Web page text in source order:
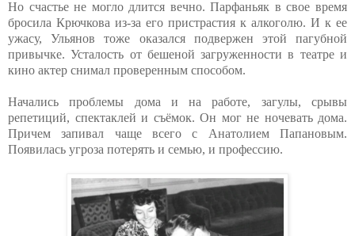
Но счастье не могло длится вечно. Парфаньяк в свое время
бросила Крючкова из-за его пристрастия к алкоголю. И к ее
ужасу, Ульянов тоже оказался подвержен этой пагубной
привычке. Усталость от бешеной загруженности в театре и
кино актер снимал проверенным способом.
Начались проблемы дома и на работе, загулы, срывы
репетиций, спектаклей и съёмок. Он мог не ночевать дома.
Причем запивал чаще всего с Анатолием Папановым.
Появилась угроза потерять и семью, и профессию.